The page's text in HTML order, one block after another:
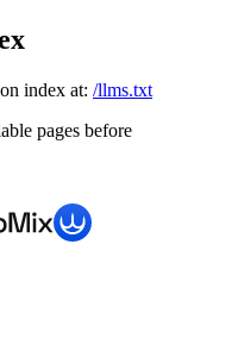
index at: /llms.txt
pages before